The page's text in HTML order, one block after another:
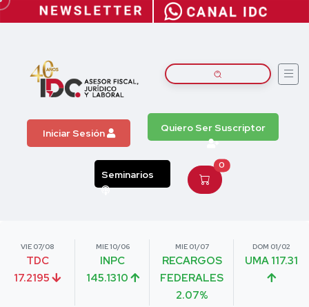
Iniciar Sesión Quiero Ser Suscriptor
Seminarios
0
VIE 07/08
TDC
17.2195
MIE 10/06
INPC
145.1310
MIE 01/07
RECARGOS
FEDERALES
2.07%
DOM 01/02
UMA 117.31